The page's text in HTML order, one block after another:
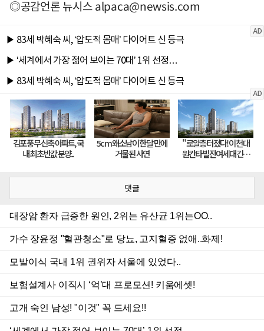
◎공감언론 뉴시스alpaca@newsis.com
댓글